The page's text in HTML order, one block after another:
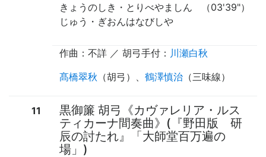
（03'39"）
きょうのしき・とりべやましん
じゅう・ぎおんはなびしや
作曲：不詳 ／ 胡弓手付 ： 川瀬白秋
髙橋翠秋 （胡弓 ）、 鶴澤慎治 （三味線）
11
黒御簾 胡弓《カヴァレリア・ルス
ティカーナ間奏曲》(『野田版 研
辰の討たれ』「大師堂百万遍の
場」)